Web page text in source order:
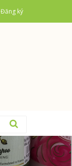
Đăng ký